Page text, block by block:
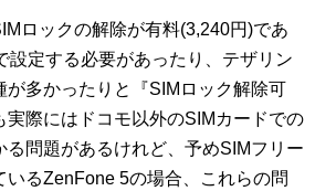
ロックの解除が有料(3,240円)であ
設定する必要があったり、テザリン
が多かったりと『SIMロック解除可
実際にはドコモ以外のSIMカードでの
る問題があるけれど、予めSIMフリー
いるZenFone 5の場合、これらの問